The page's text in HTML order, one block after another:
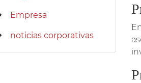
Empresa
noticias corporativas